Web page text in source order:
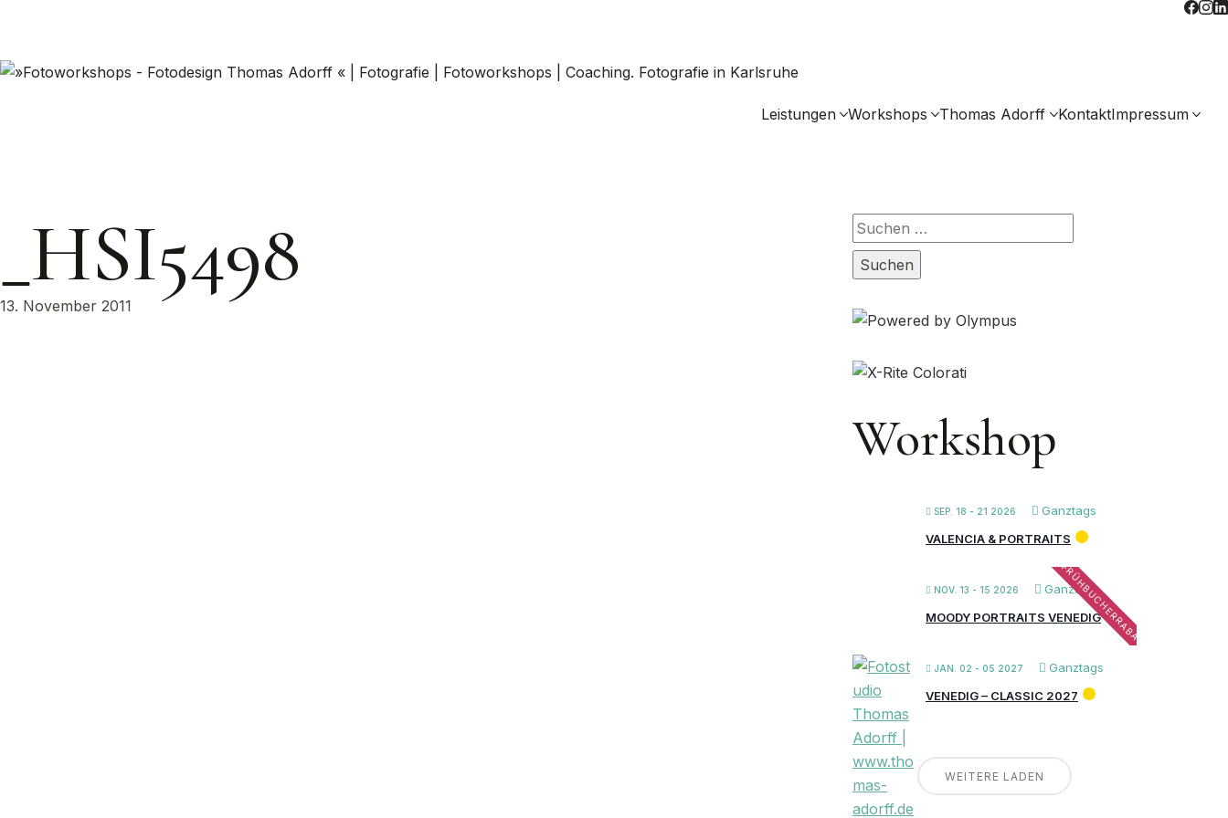
Leistungen Workshops Thomas Adorff KontaktImpressum
_HSI5498
13. November 2011
Suchen
nach:
Workshop
SEP. 18 - 21 2026
Ganztags
VALENCIA & PORTRAITS
NOV. 13 - 15 2026 Ganztags
FRÜHBUCHERRABATT
MOODY PORTRAITS VENEDIG
JAN. 02 - 05 2027
Ganztags
VENEDIG – CLASSIC 2027
WEITERE LADEN